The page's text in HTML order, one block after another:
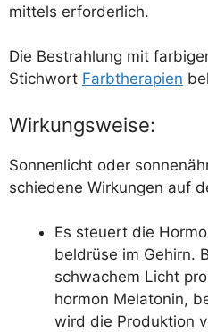
mit­tels erforderlich.
Die Bestrah­lung mit
Stich­wort Farb­the­ra­pien
Wirkungsweise:
Son­nen­licht oder
schie­de­ne Wir­kun­gen auf
Es steu­ert die
bel­drü­se im Gehirn.
schwa­chem Licht
hor­mon Mela­to­nin,
wird die Pro­duk­ti­on